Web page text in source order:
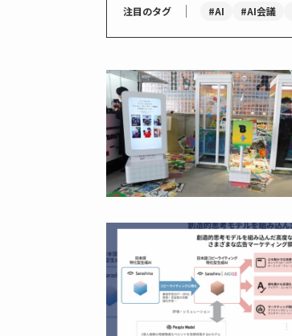
注目のタグ ｜ #AI #AI会議